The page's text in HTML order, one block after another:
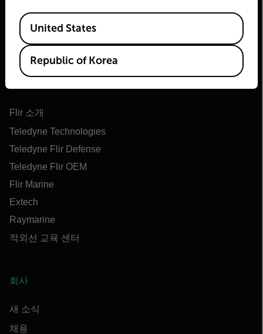
Flir 소개
Teledyne Technologies
Teledyne Flir Defense
Teledyne Flir OEM
Flir Marine
Extech
Raymarine
적외선 교육 센터
회사
새 소식
채용
Available Locations
United States
Republic of Korea